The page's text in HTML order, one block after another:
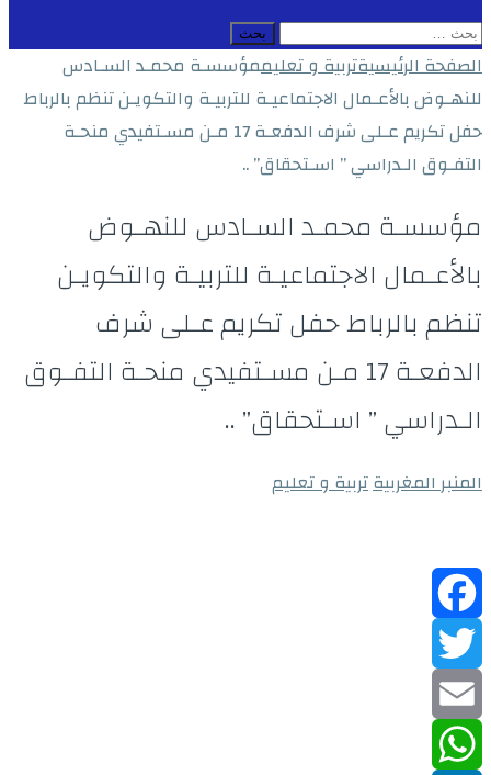
البحث
عن:
الصفحة الرئيسيةتربية و تعليممؤسسـة محمـد السـادس
للنهـوض بالأعـمال الاجتماعيـة للتربيـة والتكويـن تنظم بالرباط
حفل تكريم عـلى شرف الدفعـة 17 مـن مسـتفيدي منحـة
التفـوق الـدراسي ” اسـتحقاق” ..
مؤسسـة محمـد السـادس للنهـوض
بالأعـمال الاجتماعيـة للتربيـة والتكويـن
تنظم بالرباط حفل تكريم عـلى شرف
الدفعـة 17 مـن مسـتفيدي منحـة التفـوق
الـدراسي ” اسـتحقاق” ..
المنبر المغربيةتربية و تعليم
Facebook
Twitter
Email